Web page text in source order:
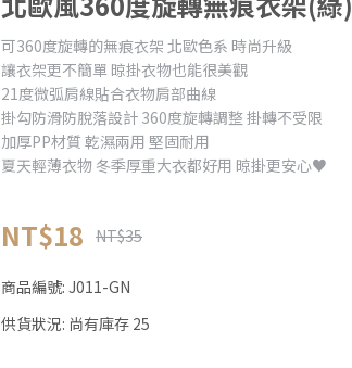
可360度旋轉的無痕衣架 北歐色系 時尚升級
讓衣架更不簡單 晾掛衣物也能很美觀
21度微弧肩線貼合衣物肩部曲線
掛勾防滑防脫落設計 360度旋轉調整 掛轉不受限
加厚PP材質 乾濕兩用 堅固耐用
夏天輕薄衣物 冬季厚重大衣都好用 晾掛更安心♥
NT$18 NT$35
商品編號: J011-GN
供貨狀況: 尚有庫存 25